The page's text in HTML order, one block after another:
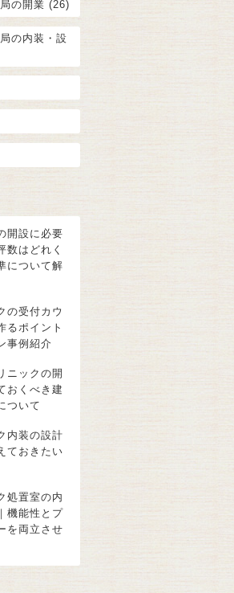
の開業 (26)
の内装・設
開設に必要
数はどれく
について解
の受付カウ
るポイント
事例紹介
ニックの開
おくべき建
ついて
内装の設計
ておきたい
処置室の内
機能性とプ
を両立させ